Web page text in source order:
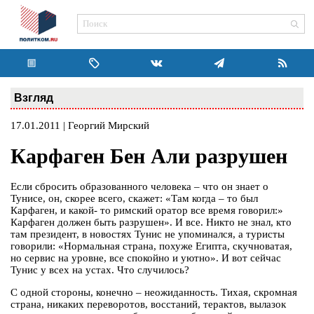
Взгляд
17.01.2011 | Георгий Мирский
Карфаген Бен Али разрушен
Если сбросить образованного человека – что он знает о
Тунисе, он, скорее всего, скажет: «Там когда – то был
Карфаген, и какой- то римский оратор все время говорил:»
Карфаген должен быть разрушен». И все. Никто не знал, кто
там президент, в новостях Тунис не упоминался, а туристы
говорили: «Нормальная страна, похуже Египта, скучноватая,
но сервис на уровне, все спокойно и уютно». И вот сейчас
Тунис у всех на устах. Что случилось?
С одной стороны, конечно – неожиданность. Тихая, скромная
страна, никаких переворотов, восстаний, терактов, вылазок